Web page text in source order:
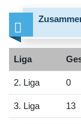
Liga
2. Liga 0
3. Liga 13